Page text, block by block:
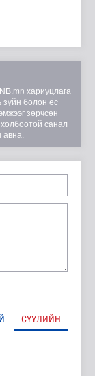
хариуцлага
зүйн болон ёс
зөрчсөн
холбоотой санал
СҮҮЛИЙН